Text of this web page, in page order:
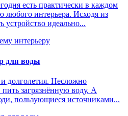
есть практически в каждом
любого интерьера. Исходя из
устройство идеально...
для воды
долголетия. Несложно
пить загрязнённую воду. А
пользующиеся источниками...